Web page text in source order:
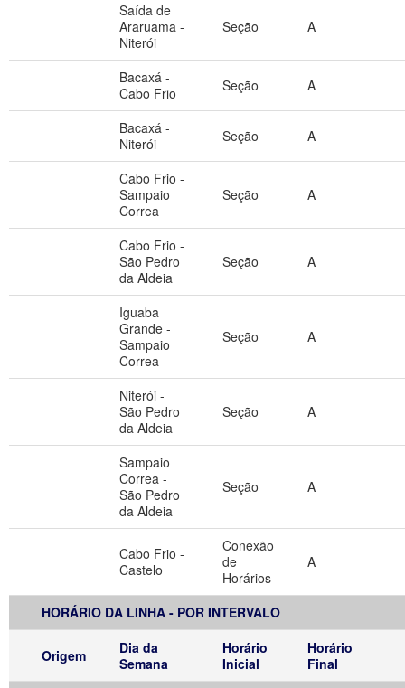
Saída de
Araruama -
Niterói
Seção A
Bacaxá -
Cabo Frio
Seção A
Bacaxá -
Niterói
Seção A
Cabo Frio -
Sampaio
Correa
Seção A
Cabo Frio -
São Pedro
da Aldeia
Seção A
Iguaba
Grande -
Sampaio
Correa
Seção A
Niterói -
São Pedro
da Aldeia
Seção A
Sampaio
Correa -
São Pedro
da Aldeia
Seção A
Cabo Frio -
Castelo
Conexão
de
Horários
A
HORÁRIO DA LINHA - POR INTERVALO
Origem
Dia da
Semana
Horário
Inicial
Horário
Final